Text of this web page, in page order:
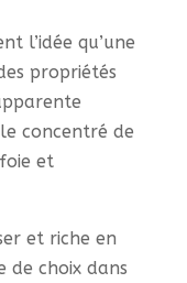
l’idée qu’une
propriétés
concentré de
et
et riche en
de choix dans